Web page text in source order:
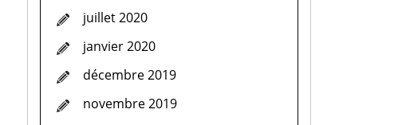
juillet 2020
janvier 2020
décembre 2019
novembre 2019